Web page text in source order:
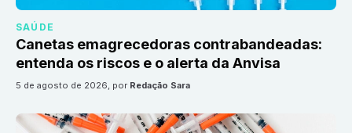
SAÚDE
Canetas emagrecedoras contrabandeadas:
entenda os riscos e o alerta da Anvisa
5 de agosto de 2026, por Redação Sara